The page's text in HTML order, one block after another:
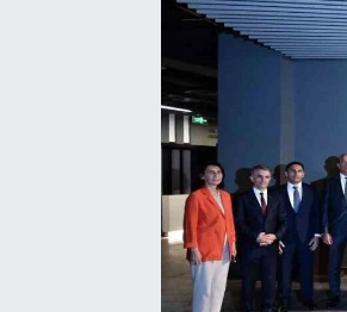
Resmi İlanlar